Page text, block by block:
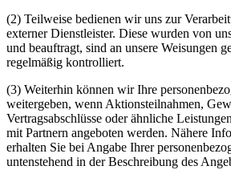
(2) Teilweise bedienen wir uns zur
externer Dienstleister. Diese wurden von
und beauftragt, sind an unsere Weisungen
regelmäßig kontrolliert.
(3) Weiterhin können wir Ihre
weitergeben, wenn Aktionsteilnahmen,
Vertragsabschlüsse oder ähnliche
mit Partnern angeboten werden. Nähere
erhalten Sie bei Angabe Ihrer
untenstehend in der Beschreibung des